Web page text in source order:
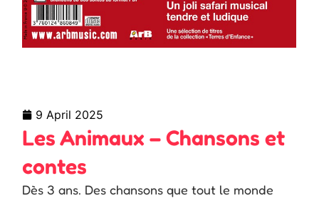
9 April 2025
Les Animaux – Chansons et
contes
Dès 3 ans. Des chansons que tout le monde